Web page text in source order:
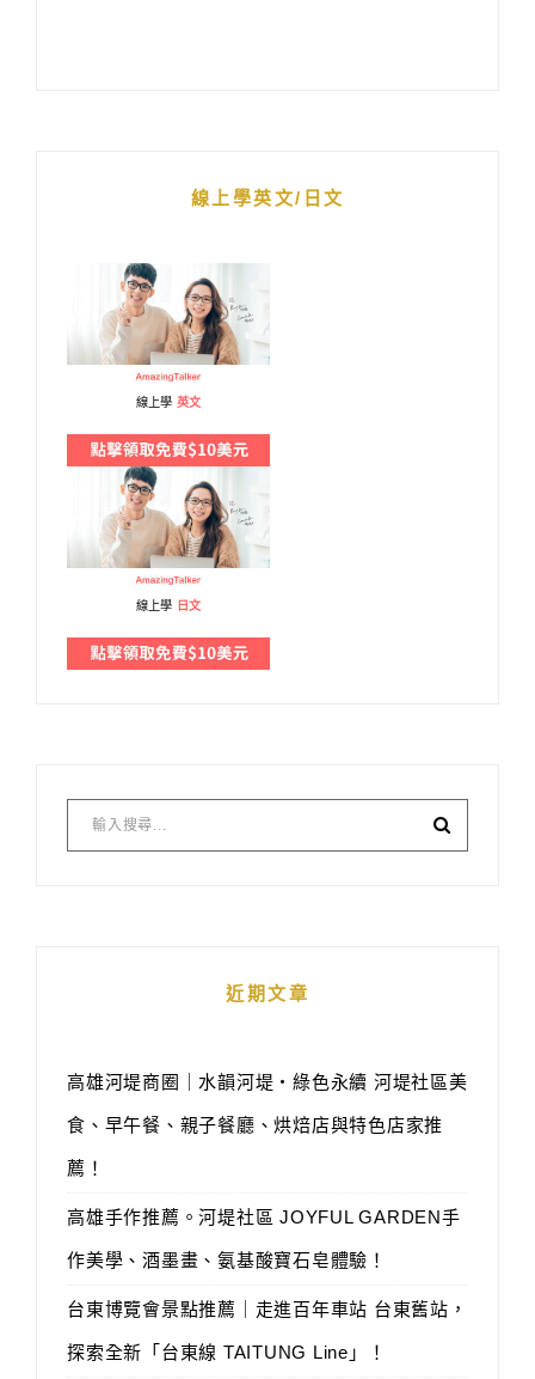
線上學英文/日文
線上學 英文
線上學 日文
近期文章
高雄河堤商圈｜水韻河堤‧綠色永續 河堤社區美
食、早午餐、親子餐廳、烘焙店與特色店家推
薦！
高雄手作推薦。河堤社區 JOYFUL GARDEN手
作美學、酒墨畫、氨基酸寶石皂體驗！
台東博覽會景點推薦｜走進百年車站 台東舊站，
探索全新「台東線 TAITUNG Line」！